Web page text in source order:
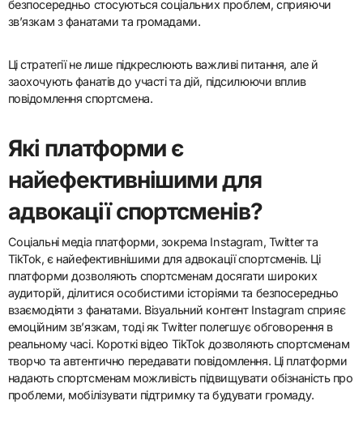
їхню платформу для впливу на громадську думку та надихання
на дії.
Адвокаційні кампанії можуть включати партнерство з
неприбутковими організаціями, де спортсмени
використовують свою видимість для просування конкретних
особистими історіями та актуальною інформацією, досягаючи
широкої аудиторії миттєво. Outreach у громадах передбачає
організацію заходів або участь у місцевих ініціативах, які
безпосередньо стосуються соціальних проблем, сприяючи
зв’язкам з фанатами та громадами.
Ці стратегії не лише підкреслюють важливі питання, але й
заохочують фанатів до участі та дій, підсилюючи вплив
повідомлення спортсмена.
Які платформи є
найефективнішими для
адвокації спортсменів?